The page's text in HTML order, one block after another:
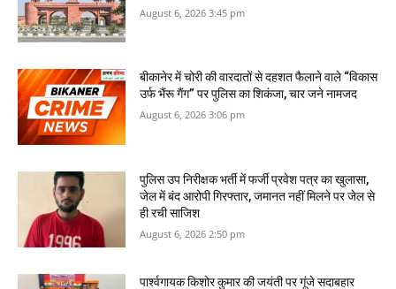
August 6, 2026 3:45 pm
बीकानेर में चोरी की वारदातों से दहशत फैलाने वाले “विकास
उर्फ भैंरू गैंग” पर पुलिस का शिकंजा, चार जने नामजद
August 6, 2026 3:06 pm
पुलिस उप निरीक्षक भर्ती में फर्जी प्रवेश पत्र का खुलासा,
जेल में बंद आरोपी गिरफ्तार, जमानत नहीं मिलने पर जेल से
ही रची साजिश
August 6, 2026 2:50 pm
पार्श्वगायक किशोर कुमार की जयंती पर गूंजे सदाबहार